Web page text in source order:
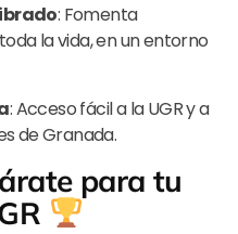
: Fomenta
la vida, en un entorno
: Acceso fácil a la UGR y a
de Granada.
para tu